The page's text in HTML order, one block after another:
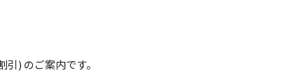
) のご案内です。